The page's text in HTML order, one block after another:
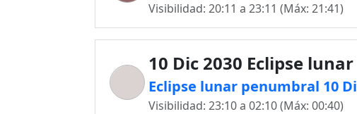
Visibilidad: 20:11 a 23:11 (Máx: 21:41)
10 Dic 2030 Eclipse lunar
Eclipse lunar penumbral 10
Visibilidad: 23:10 a 02:10 (Máx: 00:40)